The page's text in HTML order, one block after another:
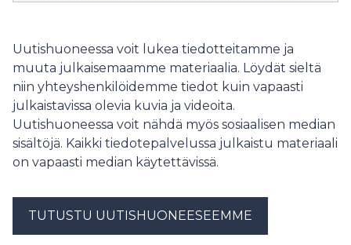
Uutishuoneessa voit lukea tiedotteitamme ja
muuta julkaisemaamme materiaalia. Löydät sieltä
niin yhteyshenkilöidemme tiedot kuin vapaasti
julkaistavissa olevia kuvia ja videoita.
Uutishuoneessa voit nähdä myös sosiaalisen median
sisältöjä. Kaikki tiedotepalvelussa julkaistu materiaali
on vapaasti median käytettävissä.
TUTUSTU UUTISHUONEESEEMME